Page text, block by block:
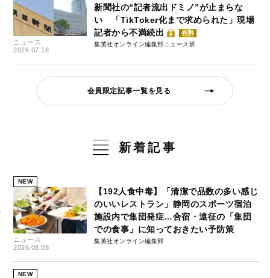
ニュース
2026.07.18
新聞社の“記者流出ドミノ”が止まらな
い 「TikToker化まで求められた」現場
記者から不満続出
有料
集英社オンライン編集部ニュース班
会員限定記事一覧を見る
新着記事
NEW
ニュース
2026.08.08
【192人食中毒】「清潔で品数の多い感じ
のいいレストラン」静岡のスポーツ宿泊
施設内で集団発症…合宿・遠征の「集団
での食事」に知っておきたい予防策
集英社オンライン編集部
NEW